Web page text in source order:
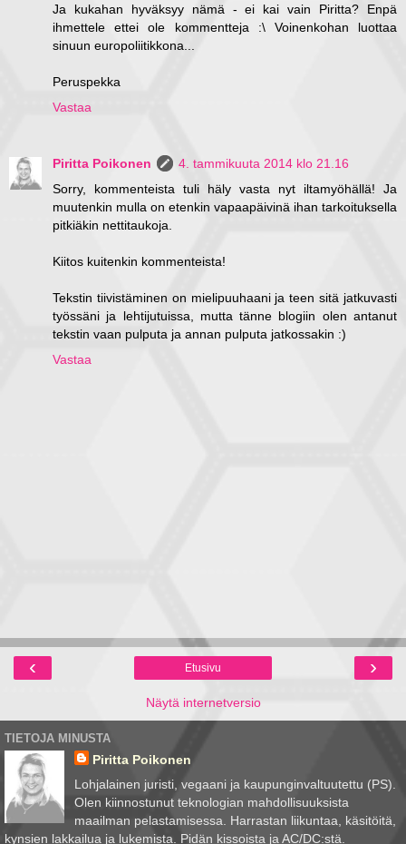
Ja kukahan hyväksyy nämä - ei kai vain Piritta? Enpä
ihmettele ettei ole kommentteja :\ Voinenkohan luottaa
sinuun europoliitikkona...
Peruspekka
Vastaa
Piritta Poikonen
4. tammikuuta 2014 klo 21.16
Sorry, kommenteista tuli häly vasta nyt iltamyöhällä! Ja
muutenkin mulla on etenkin vapaapäivinä ihan tarkoituksella
pitkiäkin nettitaukoja.
Kiitos kuitenkin kommenteista!
Tekstin tiivistäminen on mielipuuhaani ja teen sitä jatkuvasti
työssäni ja lehtijutuissa, mutta tänne blogiin olen antanut
tekstin vaan pulputa ja annan pulputa jatkossakin :)
Vastaa
‹ ›
Etusivu
Näytä internetversio
TIETOJA MINUSTA
Piritta Poikonen
Lohjalainen juristi, vegaani ja kaupunginvaltuutettu (PS).
Olen kiinnostunut teknologian mahdollisuuksista
maailman pelastamisessa. Harrastan liikuntaa, käsitöitä,
kynsien lakkailua ja lukemista. Pidän kissoista ja AC/DC:stä.